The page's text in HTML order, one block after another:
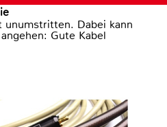
unumstritten. Dabei kann
Gute Kabel